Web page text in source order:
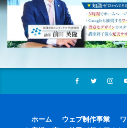
ホーム ウェブ制作事業